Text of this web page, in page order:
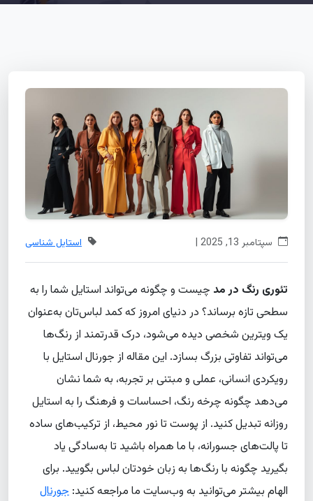
سپتامبر 13, 2025 | استایل شناسی
تئوری رنگ در مدچیست و چگونه می‌تواند استایل شما را به
سطحی تازه برساند؟ در دنیای امروز که کمد لباس‌تان به‌عنوان
یک ویترین شخصی دیده می‌شود، درک قدرتمند از رنگ‌ها
می‌تواند تفاوتی بزرگ بسازد. این مقاله از جورنال استایل با
رویکردی انسانی، عملی و مبتنی بر تجربه، به شما نشان
می‌دهد چگونه چرخه رنگ، احساسات و فرهنگ را به استایل
روزانه تبدیل کنید. از پوست تا نور محیط، از ترکیب‌های ساده
تا پالت‌های جسورانه، با ما همراه باشید تا به‌سادگی یاد
بگیرید چگونه با رنگ‌ها به زبان خودتان لباس بگویید. برای
الهام بیشتر می‌توانید به وب‌سایت ما مراجعه کنید:جورنال